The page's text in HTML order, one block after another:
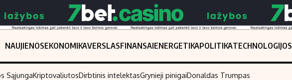
NAUJIENOSEKONOMIKAVERSLASFINANSAIENERGETIKAPOLITIKATECHNOLOGIJOS
SąjungaKriptovaliutosDirbtinis intelektasGrynieji pinigaiDonaldas Trumpas